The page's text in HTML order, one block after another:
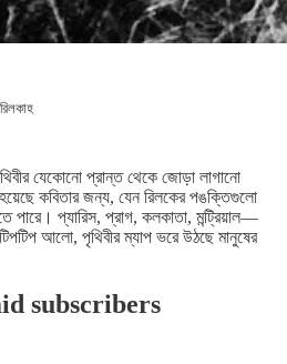
যেকোনো প্রান্ত থেকে জোড়া লাগানো
কবিতার জন্য, যেন রিলকের পঙক্তিগুলো
পারে। প্যারিস, প্রাগ, কলকাতা, মন্ট্রিয়াল—
আলো, পৃথিবীর ম্যাপ ভরে উঠছে মানুষের
subscribers